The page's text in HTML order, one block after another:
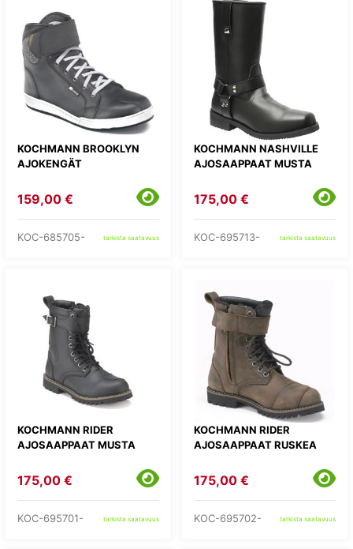
KOCHMANN BROOKLYN
AJOKENGÄT
159,00 €
KOC-685705- tarkista saatavuus
KOCHMANN NASHVILLE
AJOSAAPPAAT MUSTA
175,00 €
KOC-695713- tarkista saatavuus
KOCHMANN RIDER
AJOSAAPPAAT MUSTA
175,00 €
KOC-695701- tarkista saatavuus
KOCHMANN RIDER
AJOSAAPPAAT RUSKEA
175,00 €
KOC-695702- tarkista saatavuus